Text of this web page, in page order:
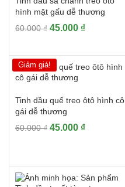
hình mặt gấu dễ thương
60.000₫ Giá
60.000 ₫.
45.000 ₫Giá
là:
Giảm giá!
Tinh dầu quế treo ôtô hình cô
gái dễ thương
60.000₫ Giá
60.000 ₫.
45.000 ₫Giá
là:
45.000 ₫.